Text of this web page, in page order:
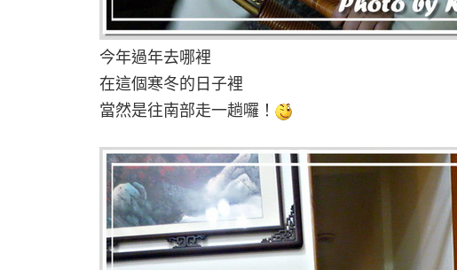
今年過年去哪裡
在這個寒冬的日子裡
當然是往南部走一趟囉！